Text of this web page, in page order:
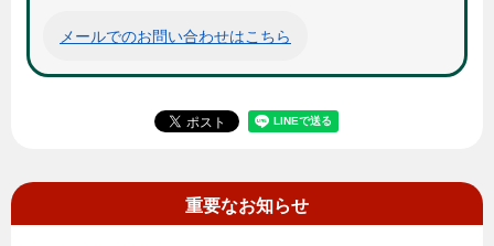
メールでのお問い合わせはこちら
重要なお知らせ